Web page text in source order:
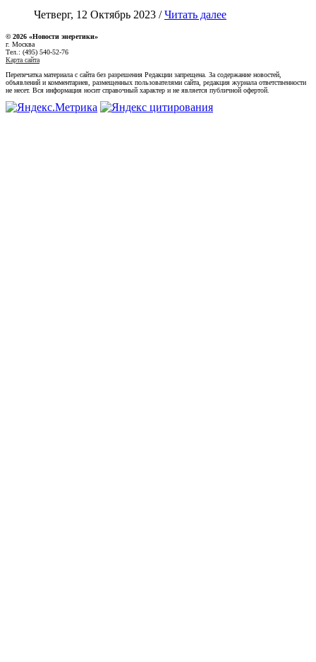
Четверг, 12 Октябрь 2023 /Читать далее
© 2026 «Новости энеретики»
г. Москва
Тел.: (495) 540-52-76
Карта сайта
Перепечатка материала с сайта без разрешения Редакции запрещена. За содержание новостей,
объявлений и комментариев, размещенных пользователями сайта, редакция журнала ответственности
не несет. Вся информация носит справочный характер и не является публичной офертой.